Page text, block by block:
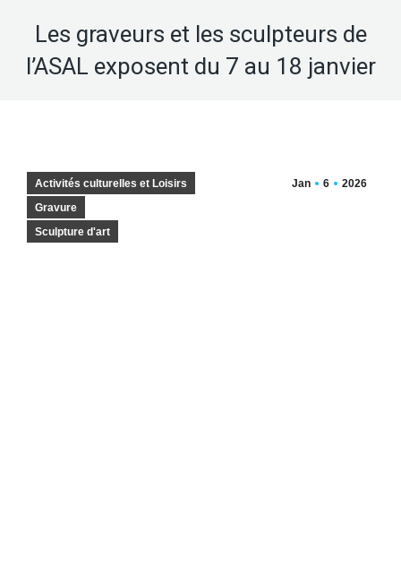
Les graveurs et les sculpteurs de
l’ASAL exposent du 7 au 18 janvier
Jan 6 2026
Activités culturelles et Loisirs
Gravure
Sculpture d'art